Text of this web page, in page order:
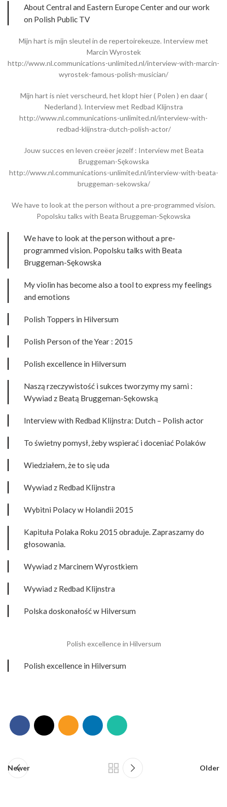
About Central and Eastern Europe Center and our work
on Polish Public TV
Mijn hart is mijn sleutel in de repertoirekeuze. Interview met
Marcin Wyrostek
http://www.nl.communications-unlimited.nl/interview-with-marcin-
wyrostek-famous-polish-musician/
Mijn hart is niet verscheurd, het klopt hier ( Polen ) en daar (
Nederland ). Interview met Redbad Klijnstra
http://www.nl.communications-unlimited.nl/interview-with-
redbad-klijnstra-dutch-polish-actor/
Jouw succes en leven creëer jezelf : Interview met Beata
Bruggeman-Sękowska
http://www.nl.communications-unlimited.nl/interview-with-beata-
bruggeman-sekowska/
We have to look at the person without a pre-programmed vision.
Popolsku talks with Beata Bruggeman-Sękowska
We have to look at the person without a pre-
programmed vision. Popolsku talks with Beata
Bruggeman-Sękowska
My violin has become also a tool to express my feelings
and emotions
Polish Toppers in Hilversum
Polish Person of the Year : 2015
Polish excellence in Hilversum
Naszą rzeczywistość i sukces tworzymy my sami :
Wywiad z Beatą Bruggeman-Sękowską
Interview with Redbad Klijnstra: Dutch – Polish actor
To świetny pomysł, żeby wspierać i doceniać Polaków
Wiedziałem, że to się uda
Wywiad z Redbad Klijnstra
Wybitni Polacy w Holandii 2015
Kapituła Polaka Roku 2015 obraduje. Zapraszamy do
głosowania.
Wywiad z Marcinem Wyrostkiem
Wywiad z Redbad Klijnstra
Polska doskonałość w Hilversum
Polish excellence in Hilversum
Polish excellence in Hilversum
Newer Older